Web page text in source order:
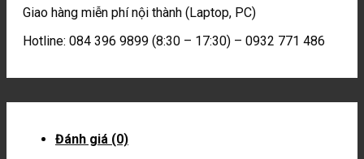
Giao hàng miễn phí nội thành (Laptop, PC)
Hotline: 084 396 9899 (8:30 – 17:30) – 0932 771 486
Đánh giá (0)